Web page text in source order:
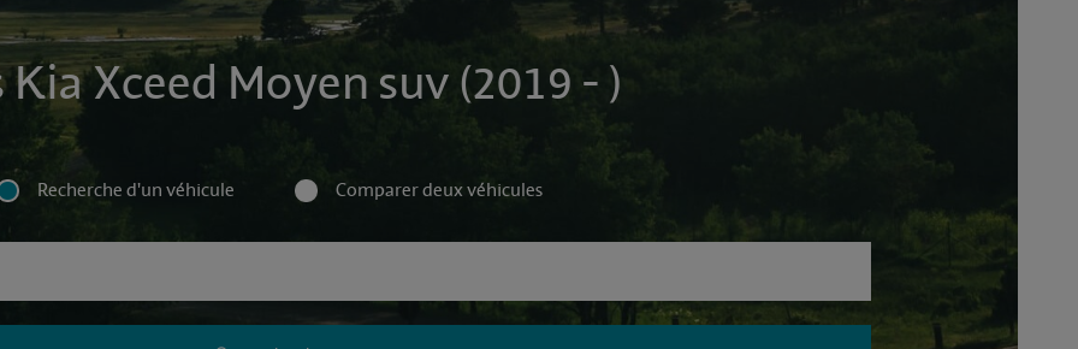
Kia Xceed Moyen suv (2019 - )
Recherche d'un véhicule Comparer deux véhicules